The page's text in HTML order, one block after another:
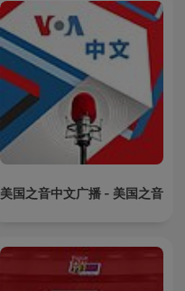
美国之音中文广播 - 美国之音